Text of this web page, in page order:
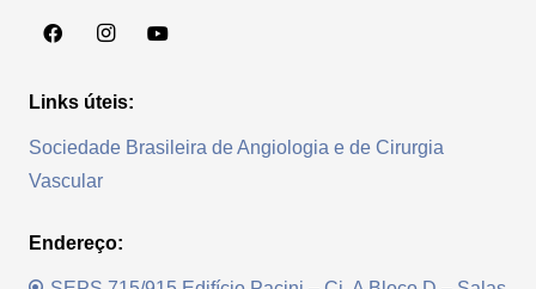
Links úteis:
Sociedade Brasileira de Angiologia e de Cirurgia
Vascular
Endereço: